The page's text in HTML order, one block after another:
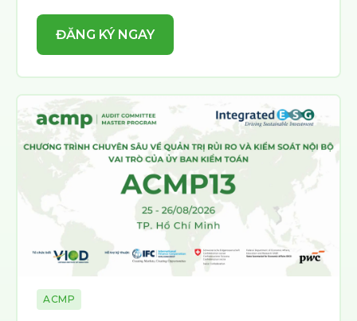
ĐĂNG KÝ NGAY
ACMP